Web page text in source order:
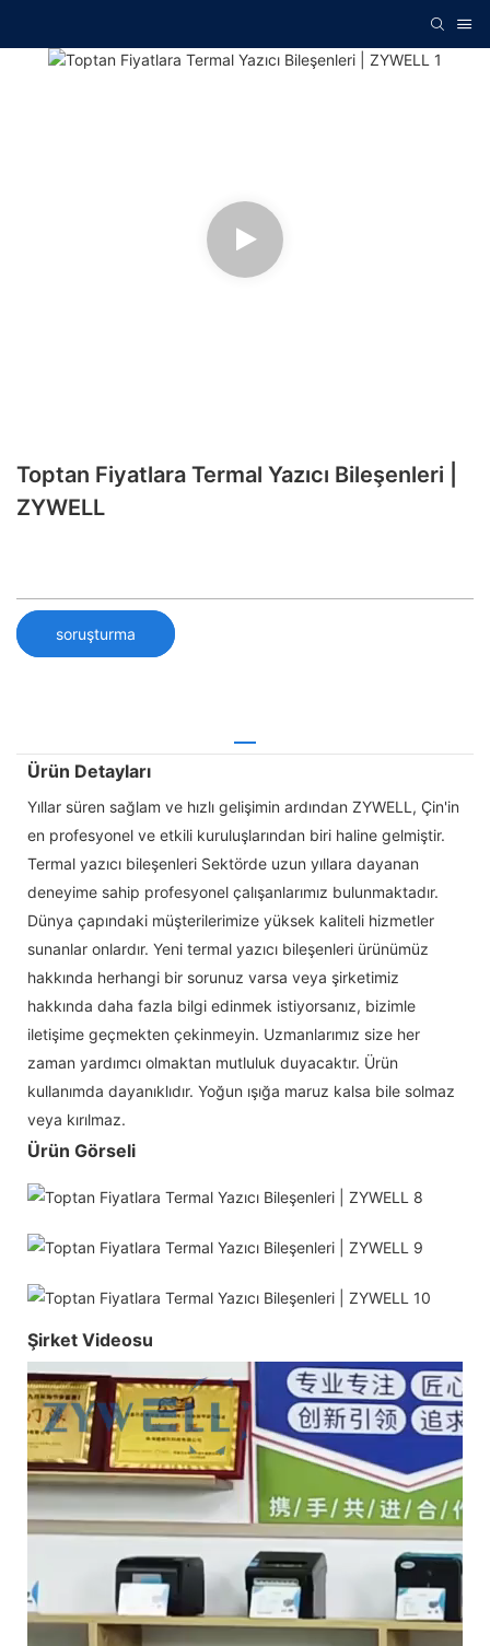
Toptan Fiyatlara Termal Yazıcı Bileşenleri |
ZYWELL
soruşturma
Ürün Detayları
Yıllar süren sağlam ve hızlı gelişimin ardından ZYWELL, Çin'in
en profesyonel ve etkili kuruluşlarından biri haline gelmiştir.
Termal yazıcı bileşenleri Sektörde uzun yıllara dayanan
deneyime sahip profesyonel çalışanlarımız bulunmaktadır.
Dünya çapındaki müşterilerimize yüksek kaliteli hizmetler
sunanlar onlardır. Yeni termal yazıcı bileşenleri ürünümüz
hakkında herhangi bir sorunuz varsa veya şirketimiz
hakkında daha fazla bilgi edinmek istiyorsanız, bizimle
iletişime geçmekten çekinmeyin. Uzmanlarımız size her
zaman yardımcı olmaktan mutluluk duyacaktır. Ürün
kullanımda dayanıklıdır. Yoğun ışığa maruz kalsa bile solmaz
veya kırılmaz.
Ürün Görseli
Şirket Videosu